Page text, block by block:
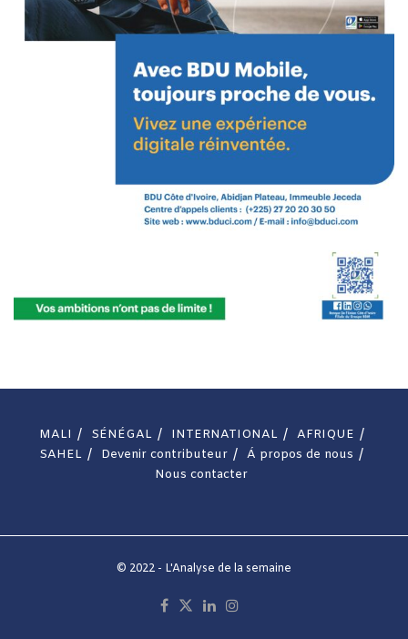
MALI SÉNÉGAL INTERNATIONAL
AFRIQUE
SAHEL
Devenir contributeur
Á propos de nous
Nous contacter
© 2022 - L'Analyse de la semaine